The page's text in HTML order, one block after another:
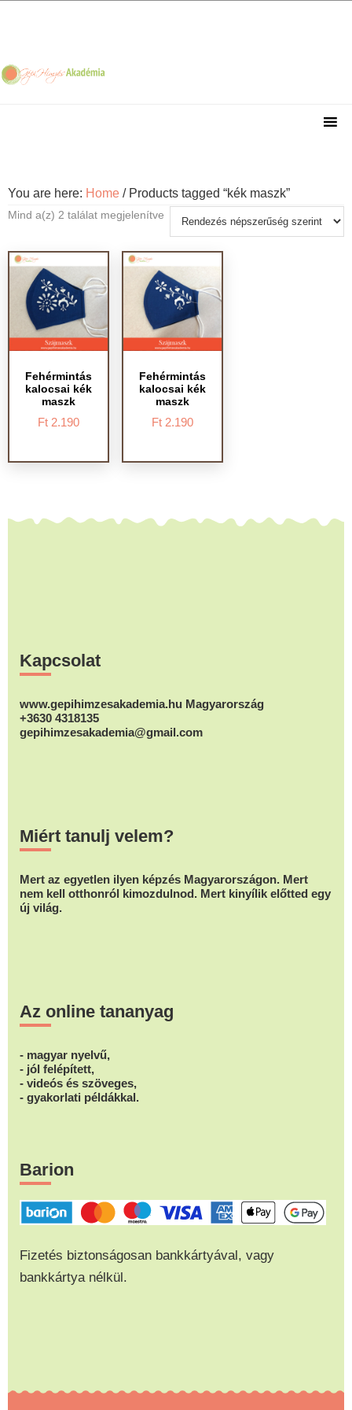
navigation
content
sidebar
You are here: Home / Products tagged “kék maszk”
Mind a(z) 2 találat megjelenítve Sorted
popularity
Fehérmintás
kalocsai kék
maszk
Ft2.190
Fehérmintás
kalocsai kék
maszk
Ft2.190
Kapcsolat
www.gepihimzesakademia.hu Magyarország
+3630 4318135
gepihimzesakademia@gmail.com
Miért tanulj velem?
Mert az egyetlen ilyen képzés Magyarországon. Mert
nem kell otthonról kimozdulnod. Mert kinyílik előtted egy
új világ.
Az online tananyag
- magyar nyelvű,
- jól felépített,
- videós és szöveges,
- gyakorlati példákkal.
Barion
Fizetés biztonságosan bankkártyával, vagy
bankkártya nélkül.